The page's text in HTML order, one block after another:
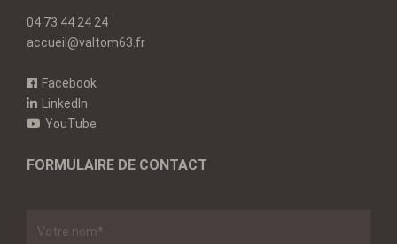
04 73 44 24 24
accueil@valtom63.fr
Facebook
LinkedIn
YouTube
FORMULAIRE DE CONTACT